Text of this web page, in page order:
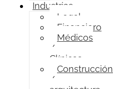
Industrias
Legal
Financiero
Médicos
/
Clínicas
Construcción
/